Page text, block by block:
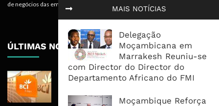
MAIS NOTÍCIAS
Delegação
Moçambicana em
Marrakesh Reuniu-se
com Director do Director do
Departamento Africano do FMI
Moçambique Reforça
de negócios das empresas.
ÚLTIMAS NOTÍCIAS
BCI Lucra 3,34 Mil Milhões De
Recua 5,5%